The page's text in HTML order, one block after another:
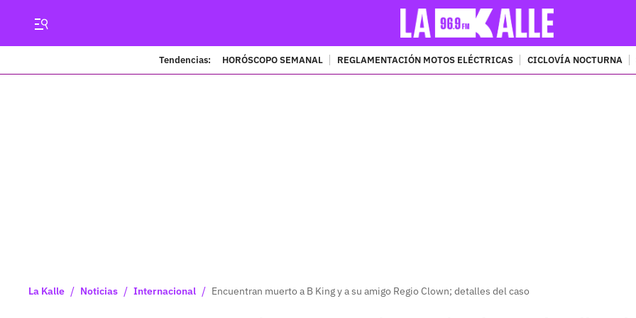
Tendencias: HORÓSCOPO SEMANAL REGLAMENTACIÓN MOTOS ELÉCTRICAS CICLOVÍA NOCTURNA
La Kalle / Noticias / Internacional / Encuentran muerto a B King y a su amigo Regio Clown; detalles del caso